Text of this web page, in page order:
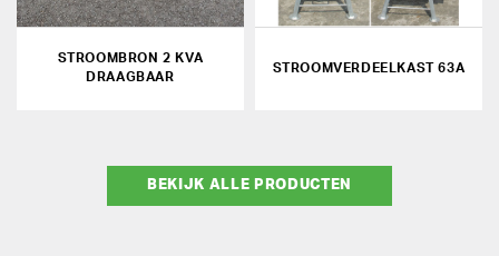
STROOMBRON 2 KVA
DRAAGBAAR
STROOMVERDEELKAST 63A
BEKIJK ALLE PRODUCTEN